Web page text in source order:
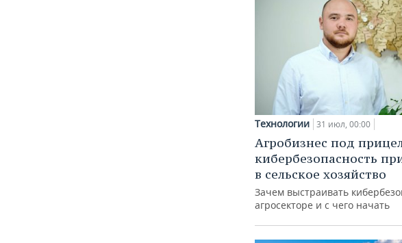
Технологии 31 июл, 00:00
Агробизнес под
кибербезопасность
в сельское хозяйство
Зачем выстраивать
агросекторе и с чего начать